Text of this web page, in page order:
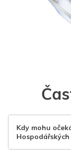
Kdy mohu